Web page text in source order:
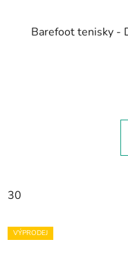
Barefoot tenisky -
30
VÝPRODEJ